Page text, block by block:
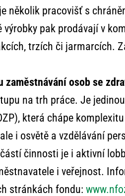
několik pracovišť s
výrobky pak prodávají v
trzích či jarmarcích.
zaměstnávání osob se
na trh práce. Je
která chápe
i osvětě a vzdělávání
činnosti je i aktivní
i veřejnost.
stránkách fondu: